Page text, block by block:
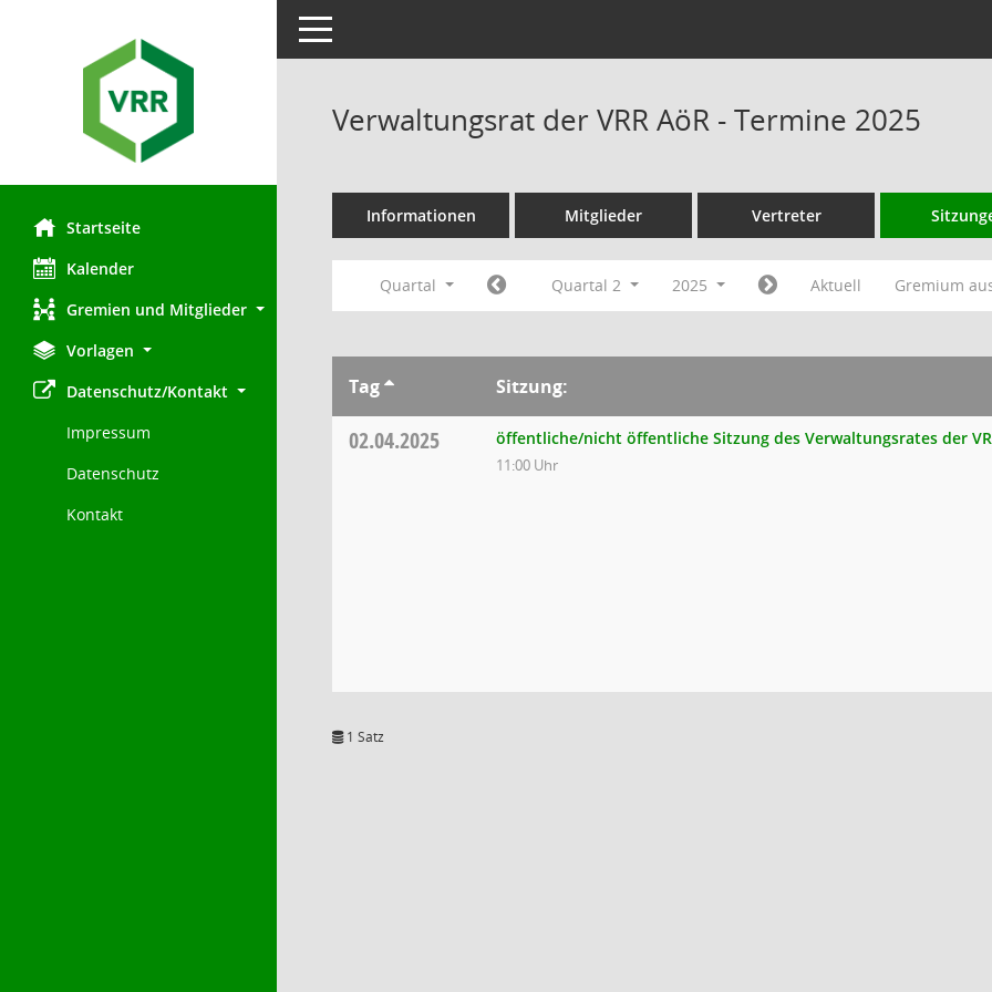
Startseite
Kalender
Gremien und Mitglieder
Vorlagen
Datenschutz/Kontakt
Impressum
Datenschutz
Kontakt
Toggle navigation
Verwaltungsrat der VRR AöR - Termine 2025
Informationen Mitglieder Vertreter
Quartal Quartal 2 2025 Aktuell Gremium
Tag Sitzung:
02.04.2025 öffentliche/nicht öffentliche Sitzung des Verwaltungsrates der
11:00 Uhr
1 Satz